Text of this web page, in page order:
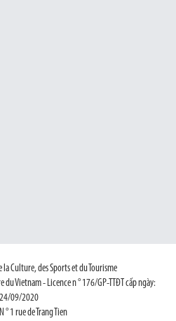
Culture, des Sports et du Tourisme
Vietnam - Licence n ° 176/GP-TTĐT cấp ngày:
24/09/2020
° 1 rue de Trang Tien